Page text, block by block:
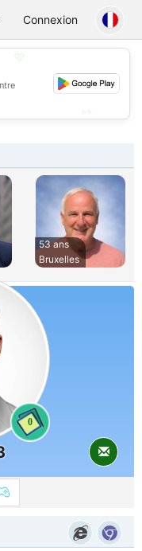
Connexion
53 ans
Bruxelles
0